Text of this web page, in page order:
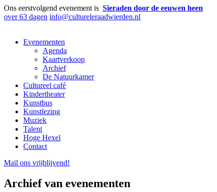
Ons eerstvolgend evenement is Sieraden door de eeuwen heen
over 63 dagen info@cultureleraadwierden.nl
Evenementen
Agenda
Kaartverkoop
Archief
De Natuurkamer
Cultureel café
Kindertheater
Kunstbus
Kunstlezing
Muziek
Talent
Hoge Hexel
Contact
Mail ons vrijblijvend!
Archief van evenementen